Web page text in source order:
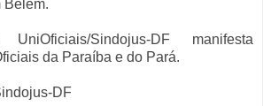
Belém.
Sindojus-DF manifesta
da Paraíba e do Pará.
DF